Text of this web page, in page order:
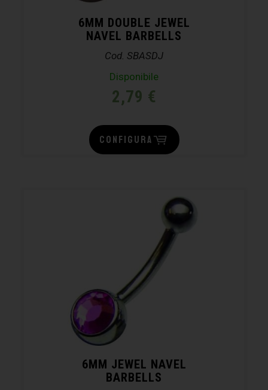
6MM DOUBLE JEWEL
NAVEL BARBELLS
Cod. SBASDJ
Disponibile
2,79 €
CONFIGURA
6MM JEWEL NAVEL
BARBELLS